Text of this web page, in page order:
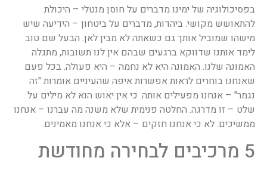
בפסיכולוגיה של ימינו מדברים על חוסן מנטלי – היכולת
להתאושש מקושי. ביהדות, מדברים על ביטחון – הידיעה שיש
מישהו שמוביל אותך גם כשאתה לא מבין לאן. הבעל שם טוב
לימד אותנו שדווקא ברגעים שבהם אין לנו תשובות, מתגלה
האמונה שלנו. האמונה היא לא נחמה – היא פעולה. בכל פעם
שאנחנו בוחרים לראות אפשרות איפה שהעיניים אומרות "זה
נגמר" – אנחנו מפעילים אותה. כי אין יאוש הוא לא מילים על
שלט – זו מדרגה. החלטה פנימית שלא משנה מה עברנו – אנחנו
ממשיכים. לא כי אנחנו חזקים – אלא כי אנחנו מאמינים.
5 מרכיבים לבחירה מחודשת